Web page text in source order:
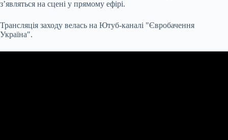
з’являться на сцені у прямому ефірі.
Трансляція заходу велась на Ютуб-каналі "Євробачення
Україна".